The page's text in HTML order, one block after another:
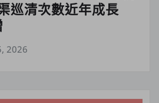
巡清次數近年成長
2026